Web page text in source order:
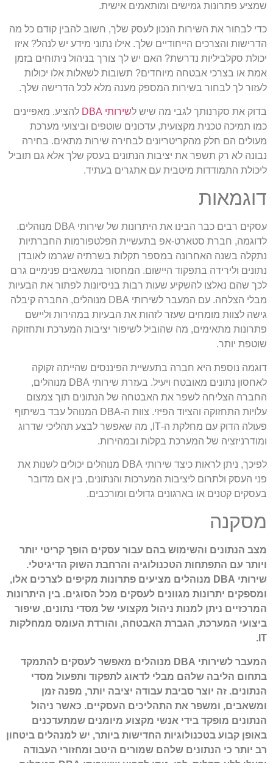
שמציע פתרונות גמישים ומותאמים אישית.
כדי לבחור את השירות הנכון לעסק שלך, חשוב להבין קודם כל מה
הדרישות והצרכים הייחודיים שלך. אילו נתוני מידע יש לנהל? איזו
יכולת סקלביליות נדרשת? האם יש לך צורך בניהול ניתוחים בזמן
אמת או בצרכי אבטחה מיוחדים? תשובות לשאלות אלו יכולות
לעזור לך לבחור בשירות המספק מענה מלא לכל הדרישה שלך.
בדוק את סקרנותך לגבי מה שיש לשירותי DBA
להציע. מאפיינים
כמו תמיכה טכנית מקצועית, עדכונים שוטפים וביצועי מערכת
מעולים הם חלק מהקריטריונים לבחירה שירות מתאים. בחירה
נבונה לא רק תשפר את יציבות הנתונים בעסק שלך אלא גם תוביל
ליכולת התמודדות מיטבית עם אתגרים בעתיד.
דוגמאות
עסקים רבים כבר הבינו את היתרונות של שירותי DBA מנוהלים.
לדוגמה, חברת סטארט-אפ בתעשיית הפלטפורמות החברתיות
נתקלה בשנה האחרונה במספר תקלות בשרתיה שגרמו לאובדן
נתונים ולירידה בתפקוד היישום. המחסור במשאבים פנימיים גרם
לכך שהם נאלצו להשקיע שעות רבות בניסיונות לפתור את הבעיות
מבלי הצלחה. עם המעבר לשירותי DBA מנוהלים, החברה קיבלה
גישה לצוות מומחים שעזר לזהות את הבעיות במהירות וליישם
פתרונות מתאימים, מה שהוביל לשיפור יציבות המערכת ותחזוקה
שוטפת יותר.
דוגמה נוספת היא חברה בתעשיית הפיננסים שהייתה זקוקה
לאחסון נתונים מאובטח ויעיל. בעזרת שירותי DBA מנוהלים,
החברה הצליחה לשפר את האבטחה של הנתונים תוך צמצום
עלויות התחזוקה והציוד הפיזי. צוות ה-DBA המנוהל עבד בשיתוף
פעולה הדוק עם מחלקת ה-IT, מה שאפשר לבצע תהליכי שדרוג
ומודרניזציה של המערכת בקלות ובמהירות.
לפיכך, ניתן לראות כיצד שירותי DBA מנוהלים יכולים לשנות את
פני העסק ולתרום ליציבות המערכות והנתונים, בין אם מדובר
בעסקים קטנים או בארגונים גדולים ומורכבים.
מסקנה
מצב הנתונים והשימוש בהם עבור עסקים הופך קריטי יותר
ויותר עם התפתחות הטכנולוגיה והרחבת השוק הדיגיטלי.
שירותי DBA מנוהלים מציעים פתרונות מקיפים לצרכים אלו,
ומספקים יתרונות מגוונים לעסקים מכל הסוגים. בין היתרונות
המרכזיים ניתן למנות ניהול מקצועי של מסדי נתונים, שיפור
ביצועי המערכת, הגברת האבטחה, והורדת העומס ממחלקות
IT.
המעבר לשירותי DBA מנוהלים מאפשר לעסקים להתמקד
בתחום הליבה שלהם מבלי לדאוג לתפקוד ותפעול מסדי
הנתונים. זה יוצר סביבת עבודה יציבה יותר, מפנה זמן
ומשאבים, ומשפר את התהליכים העסקיים. כאשר ניהול
הנתונים מופקד בידי אנשי מקצוע מיומנים שמתעדכנים
באופן קבוע בטכנולוגיות החדישות ביותר, יש למנהלים ביטחון
רב יותר כי הנתונים שלהם שמורים היטב ומחזורי העבודה